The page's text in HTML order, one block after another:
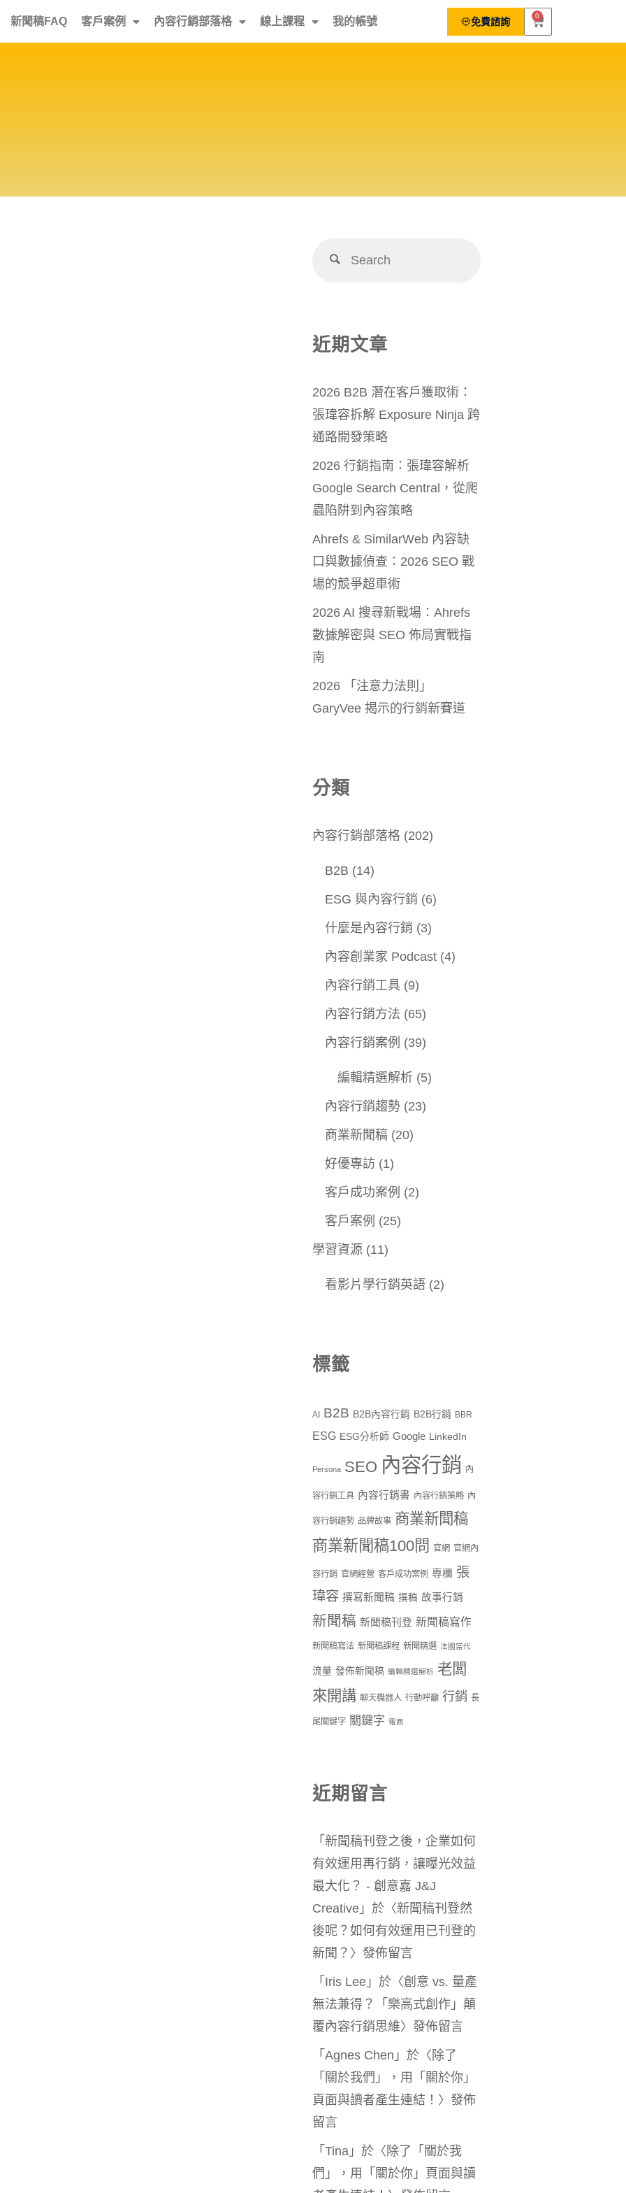
新聞稿FAQ 客戶案例 內容行銷部落格 線上課程 我的帳號 免費諮詢
0
近期文章
2026 B2B 潛在客戶獲取術：
張瑋容拆解 Exposure Ninja 跨
通路開發策略
2026 行銷指南：張瑋容解析
Google Search Central，從爬
蟲陷阱到內容策略
Ahrefs & SimilarWeb 內容缺
口與數據偵查：2026 SEO 戰
場的競爭超車術
2026 AI 搜尋新戰場：Ahrefs
數據解密與 SEO 佈局實戰指
南
2026 「注意力法則」
GaryVee 揭示的行銷新賽道
分類
內容行銷部落格 (202)
B2B (14)
ESG 與內容行銷 (6)
什麼是內容行銷 (3)
內容創業家 Podcast (4)
內容行銷工具 (9)
內容行銷方法 (65)
內容行銷案例 (39)
編輯精選解析 (5)
內容行銷趨勢 (23)
商業新聞稿 (20)
好優專訪 (1)
客戶成功案例 (2)
客戶案例 (25)
學習資源 (11)
看影片學行銷英語 (2)
標籤
AI B2B B2B內容行銷 B2B行銷 BBR
ESG ESG分析師 Google LinkedIn
Persona SEO 內容行銷 內
容行銷工具 內容行銷書 內容行銷策略 內
容行銷趨勢 品牌故事 商業新聞稿
商業新聞稿100問 官網 官網內
容行銷 官網經營 客戶成功案例 專欄 張
瑋容 撰寫新聞稿 撰稿 故事行銷
新聞稿 新聞稿刊登 新聞稿寫作
新聞稿寫法 新聞稿課程 新聞精選 法國當代
流量 發佈新聞稿 編輯精選解析 老闆
來開講 聊天機器人 行動呼籲 行銷 長
尾關鍵字 關鍵字 電商
近期留言
「 新聞稿刊登之後，企業如何
有效運用再行銷，讓曝光效益
最大化？ - 創意嘉 J&J
Creative 」於〈新聞稿刊登然
後呢？如何有效運用已刊登的
新聞？ 〉發佈留言
「 Iris Lee 」於〈創意 vs. 量產
無法兼得？「樂高式創作」顛
覆內容行銷思維〉發佈留言
「 Agnes Chen 」於〈 除了
「關於我們」，用「關於你」
頁面與讀者產生連結！ 〉發佈
留言
「 Tina 」於〈 除了「關於我
們」，用「關於你」頁面與讀